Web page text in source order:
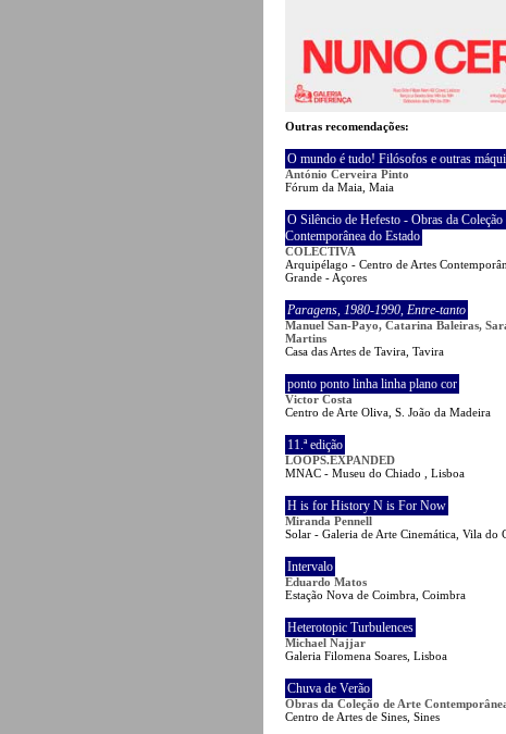
Outras recomendações:
O mundo é tudo! Filósofos e outras
António Cerveira Pinto
Fórum da Maia, Maia
O Silêncio de Hefesto - Obras da Coleção
Contemporânea do Estado
COLECTIVA
Arquipélago - Centro de Artes
Grande - Açores
Paragens, 1980-1990, Entre-tanto
Manuel San-Payo, Catarina Baleiras,
Martins
Casa das Artes de Tavira, Tavira
ponto ponto linha linha plano cor
Victor Costa
Centro de Arte Oliva, S. João da Madeira
11.ª edição
LOOPS.EXPANDED
MNAC - Museu do Chiado , Lisboa
H is for History N is For Now
Miranda Pennell
Solar - Galeria de Arte Cinemática, Vila do
Intervalo
Eduardo Matos
Estação Nova de Coimbra, Coimbra
Heterotopic Turbulences
Michael Najjar
Galeria Filomena Soares, Lisboa
Chuva de Verão
Obras da Coleção de Arte
Centro de Artes de Sines, Sines